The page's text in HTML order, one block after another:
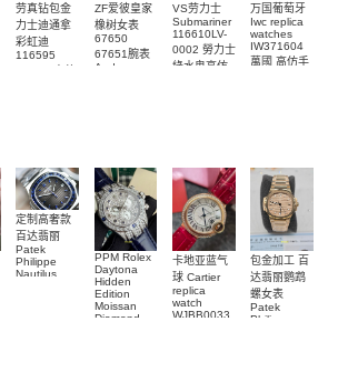
劳真钻包金
力士迪通拿
彩虹迪
116595
ZF爱彼皇家
橡树女表
67650
67651腕表
Audemars
VS劳力士
Submariner
116610LV-
0002 勞力士
綠水鬼高仿
万国葡萄牙
Iwc replica
watches
IW371604
萬國 高仿手
定制高奢款
百达翡丽
Patek
Philippe
Nautilus
PPM Rolex
Daytona
Hidden
Edition
Moissan
Diamond
卡地亚蓝气
球 Cartier
replica
watch
WJBB0033
包金加工 百
达翡丽鹦鹉
螺女表
Patek
Philippe